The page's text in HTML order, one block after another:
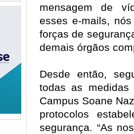
mensagem de
esses e-mails,
forças de
demais órgãos
Desde então,
todas as
Campus Soane
protocolos
segurança. “As